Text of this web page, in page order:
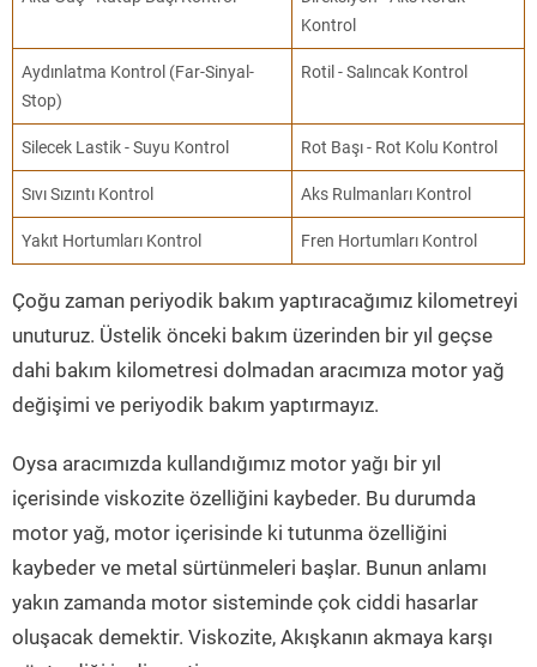
Kontrol
Aydınlatma Kontrol (Far-Sinyal-
Stop)
Rotil - Salıncak Kontrol
Silecek Lastik - Suyu Kontrol Rot Başı - Rot Kolu Kontrol
Sıvı Sızıntı Kontrol Aks Rulmanları Kontrol
Yakıt Hortumları Kontrol Fren Hortumları Kontrol
Çoğu zaman periyodik bakım yaptıracağımız kilometreyi
unuturuz. Üstelik önceki bakım üzerinden bir yıl geçse
dahi bakım kilometresi dolmadan aracımıza motor yağ
değişimi ve periyodik bakım yaptırmayız.
Oysa aracımızda kullandığımız motor yağı bir yıl
içerisinde viskozite özelliğini kaybeder. Bu durumda
motor yağ, motor içerisinde ki tutunma özelliğini
kaybeder ve metal sürtünmeleri başlar. Bunun anlamı
yakın zamanda motor sisteminde çok ciddi hasarlar
oluşacak demektir. Viskozite, Akışkanın akmaya karşı